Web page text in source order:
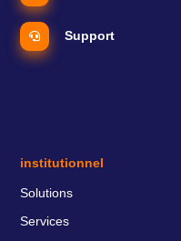
Support
institutionnel
Solutions
Services